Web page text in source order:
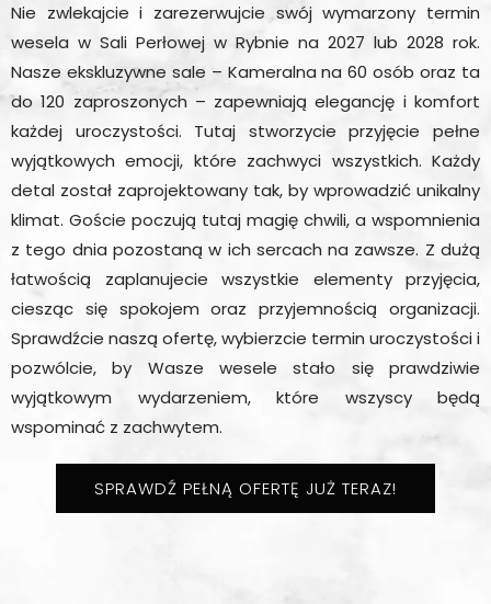
Nie zwlekajcie i zarezerwujcie swój wymarzony termin
wesela w Sali Perłowej w Rybnie na 2027 lub 2028 rok.
Nasze ekskluzywne sale – Kameralna na 60 osób oraz ta
do 120 zaproszonych – zapewniają elegancję i komfort
każdej uroczystości. Tutaj stworzycie przyjęcie pełne
wyjątkowych emocji, które zachwyci wszystkich. Każdy
detal został zaprojektowany tak, by wprowadzić unikalny
klimat. Goście poczują tutaj magię chwili, a wspomnienia
z tego dnia pozostaną w ich sercach na zawsze. Z dużą
łatwością zaplanujecie wszystkie elementy przyjęcia,
ciesząc się spokojem oraz przyjemnością organizacji.
Sprawdźcie naszą ofertę, wybierzcie termin uroczystości i
pozwólcie, by Wasze wesele stało się prawdziwie
wyjątkowym wydarzeniem, które wszyscy będą
wspominać z zachwytem.
SPRAWDŹ PEŁNĄ OFERTĘ JUŻ TERAZ!